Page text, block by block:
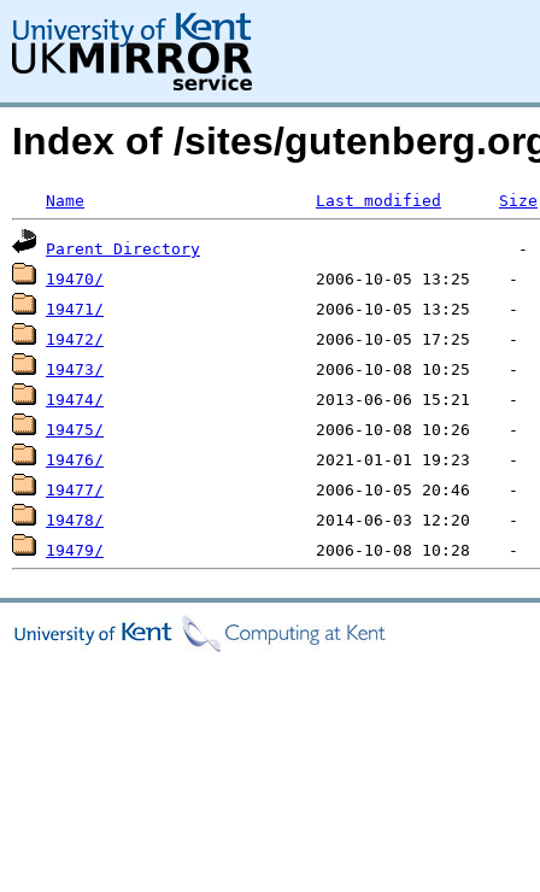
Index of /sites/
Name Last modified Size
Parent Directory
19470/
19471/
19472/
19473/
19474/
19475/
19476/
19477/
19478/
19479/